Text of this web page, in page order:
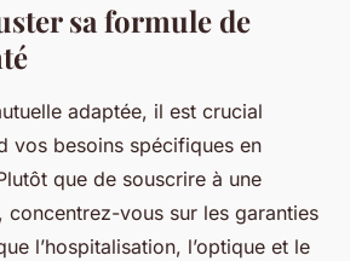
sa formule de
adaptée, il est crucial
vos besoins spécifiques en
que de souscrire à une
vous sur les garanties
l’hospitalisation, l’optique et le